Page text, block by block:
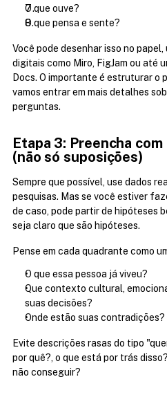
O que ouve?
O que pensa e sente?
Você pode desenhar isso no
digitais como Miro, FigJam ou até
Docs. O importante é estruturar o
vamos entrar em mais detalhes
perguntas.
Etapa 3: Preencha
(não só suposições)
Sempre que possível, use dados
pesquisas. Mas se você estiver
de caso, pode partir de hipóteses
seja claro que são hipóteses.
Pense em cada quadrante como
O que essa pessoa já viveu?
Que contexto cultural,
suas decisões?
Onde estão suas contradições?
Evite descrições rasas do tipo
por quê?, o que está por trás
não conseguir?